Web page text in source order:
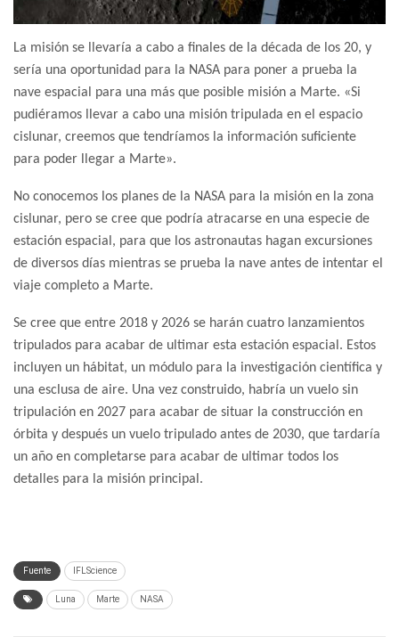
La misión se llevaría a cabo a finales de la década de los 20, y
sería una oportunidad para la NASA para poner a prueba la
nave espacial para una más que posible misión a Marte. «Si
pudiéramos llevar a cabo una misión tripulada en el espacio
cislunar, creemos que tendríamos la información suficiente
para poder llegar a Marte».
No conocemos los planes de la NASA para la misión en la zona
cislunar, pero se cree que podría atracarse en una especie de
estación espacial, para que los astronautas hagan excursiones
de diversos días mientras se prueba la nave antes de intentar el
viaje completo a Marte.
Se cree que entre 2018 y 2026 se harán cuatro lanzamientos
tripulados para acabar de ultimar esta estación espacial. Estos
incluyen un hábitat, un módulo para la investigación científica y
una esclusa de aire. Una vez construido, habría un vuelo sin
tripulación en 2027 para acabar de situar la construcción en
órbita y después un vuelo tripulado antes de 2030, que tardaría
un año en completarse para acabar de ultimar todos los
detalles para la misión principal.
Fuente IFLScience
Luna Marte NASA